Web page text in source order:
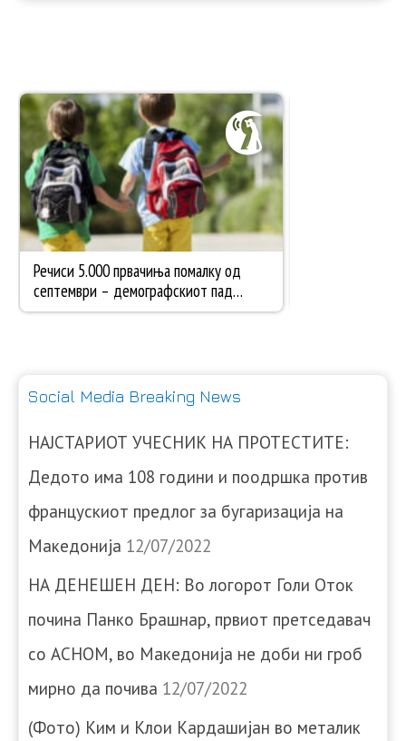
Social Media Breaking News
НАЈСТАРИОТ УЧЕСНИК НА ПРОТЕСТИТЕ:
Дедото има 108 години и поодршка против
францускиот предлог за бугаризација на
Македонија 12/07/2022
НА ДЕНЕШЕН ДЕН: Во логорот Голи Оток
почина Панко Брашнар, првиот претседавач
со АСНОМ, во Македонија не доби ни гроб
мирно да почива 12/07/2022
(Фото) Ким и Клои Кардашијан во металик